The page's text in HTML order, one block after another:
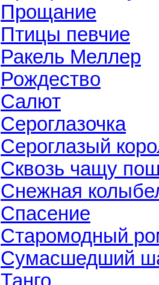
Прощание
Птицы певчие
Ракель Меллер
Рождество
Салют
Сероглазочка
Сероглазый
Сквозь чащу
Снежная
Спасение
Старомодный
Сумасшедший